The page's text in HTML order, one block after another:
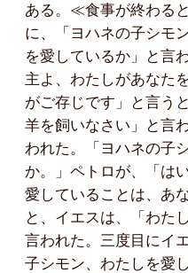
ある。≪食事が終わる
に、「ヨハネの子シモ
を愛しているか」と言
主よ、わたしがあなた
がご存じです」と言う
羊を飼いなさい」と言
われた。「ヨハネの子
か。」ペトロが、「は
愛していることは、あ
と、イエスは、「わた
言われた。三度目にイ
子シモン、わたしを愛